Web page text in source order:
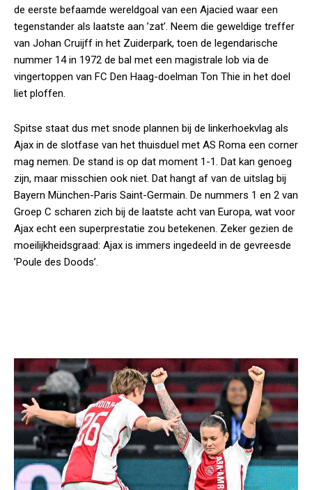
de eerste befaamde wereldgoal van een Ajacied waar een
tegenstander als laatste aan ’zat’. Neem die geweldige treffer
van Johan Cruijff in het Zuiderpark, toen de legendarische
nummer 14 in 1972 de bal met een magistrale lob via de
vingertoppen van FC Den Haag-doelman Ton Thie in het doel
liet ploffen.
Spitse staat dus met snode plannen bij de linkerhoekvlag als
Ajax in de slotfase van het thuisduel met AS Roma een corner
mag nemen. De stand is op dat moment 1-1. Dat kan genoeg
zijn, maar misschien ook niet. Dat hangt af van de uitslag bij
Bayern München-Paris Saint-Germain. De nummers 1 en 2 van
Groep C scharen zich bij de laatste acht van Europa, wat voor
Ajax echt een superprestatie zou betekenen. Zeker gezien de
moeilijkheidsgraad: Ajax is immers ingedeeld in de gevreesde
’Poule des Doods’.